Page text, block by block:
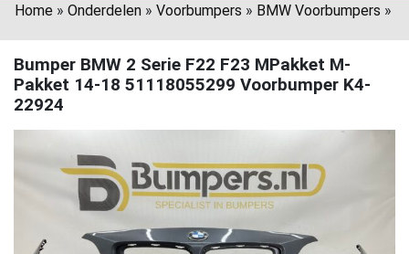
Home » Onderdelen » Voorbumpers » BMW Voorbumpers »
Bumper BMW 2 Serie F22 F23 MPakket M-
Pakket 14-18 51118055299 Voorbumper K4-
22924